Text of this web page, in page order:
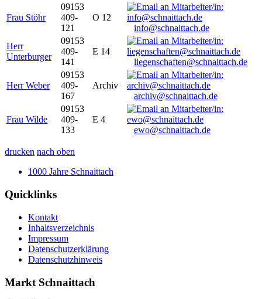
Frau Stöhr
09153
409-
121
O 12
info@schnaittach.de
Herr
Unterburger
09153
409-
141
E 14
liegenschaften@schnaittach.de
Herr Weber
09153
409-
167
Archiv
archiv@schnaittach.de
Frau Wilde
09153
409-
133
E 4
ewo@schnaittach.de
drucken nach oben
1000 Jahre Schnaittach
Quicklinks
Kontakt
Inhaltsverzeichnis
Impressum
Datenschutzerklärung
Datenschutzhinweis
Markt Schnaittach